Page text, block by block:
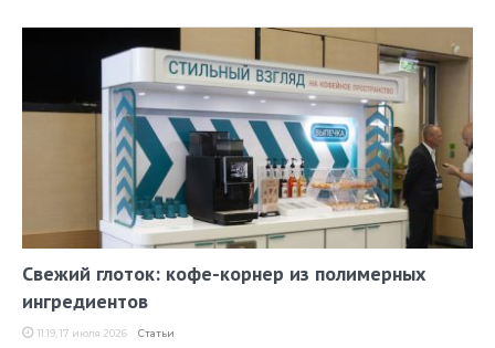
Свежий глоток: кофе-корнер из полимерных
ингредиентов
11:19, 17 июля 2026 Статьи